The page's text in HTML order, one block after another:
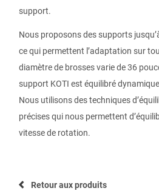
support.
Nous proposons des supports
ce qui permettent l’adaptation sur
diamètre de brosses varie de 36
support KOTI est équilibré
Nous utilisons des techniques
précises qui nous permettent
vitesse de rotation.
Retour aux produits